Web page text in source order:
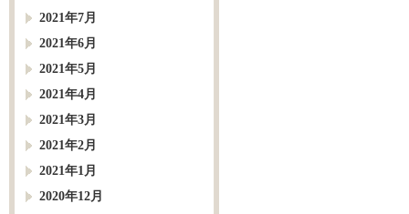
2021年7月
2021年6月
2021年5月
2021年4月
2021年3月
2021年2月
2021年1月
2020年12月